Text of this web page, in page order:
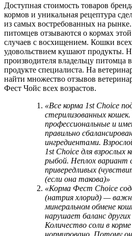
Доступная стоимость товаров
кормов и уникальная рецептура
из самых востребованных на
питомцев отзываются о кормах
случаев с восхищением. Кошки всех
удовольствием кушают продукты.
производителя владельцу питомца
продукте специалиста. На
найти множество отзывов
Фест Чойс всех возрастов.
«Все корма 1st Choice
стерилизованных
профессиональные и
правильно
ингредиентами.
1st Choice для взрослых
рыбой. Неплох вариант
привередливых
(если она такова)»
«Корма Фест Choice
(натрия хлорид) —
минеральном обмене
нарушает баланс
Количество соли в
нормировано. Потому